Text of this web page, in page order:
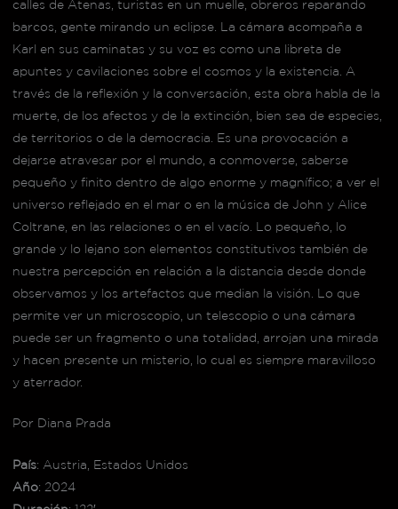
calles de Atenas, turistas en un muelle, obreros reparando
barcos, gente mirando un eclipse. La cámara acompaña a
Karl en sus caminatas y su voz es como una libreta de
apuntes y cavilaciones sobre el cosmos y la existencia. A
través de la reflexión y la conversación, esta obra habla de la
muerte, de los afectos y de la extinción, bien sea de especies,
de territorios o de la democracia. Es una provocación a
dejarse atravesar por el mundo, a conmoverse, saberse
pequeño y finito dentro de algo enorme y magnífico; a ver el
universo reflejado en el mar o en la música de John y Alice
Coltrane, en las relaciones o en el vacío. Lo pequeño, lo
grande y lo lejano son elementos constitutivos también de
nuestra percepción en relación a la distancia desde donde
observamos y los artefactos que median la visión. Lo que
permite ver un microscopio, un telescopio o una cámara
puede ser un fragmento o una totalidad, arrojan una mirada
y hacen presente un misterio, lo cual es siempre maravilloso
y aterrador.
Por Diana Prada
País: Austria, Estados Unidos
Año: 2024